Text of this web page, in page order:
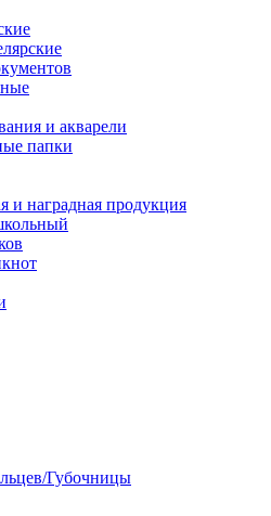
и акварели
папки
и наградная продукция
Губочницы